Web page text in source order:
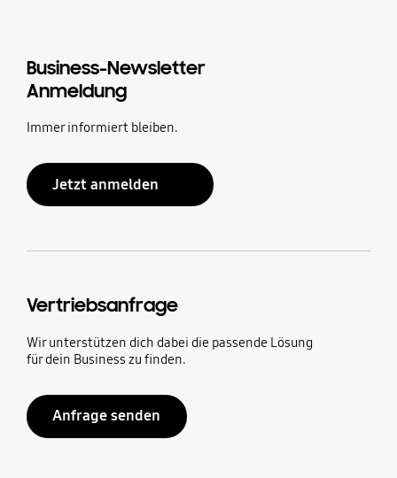
Business-Newsletter
Anmeldung
Immer informiert bleiben.
Jetzt anmelden
Vertriebsanfrage
Wir unterstützen dich dabei die passende Lösung
für dein Business zu finden.
Anfrage senden